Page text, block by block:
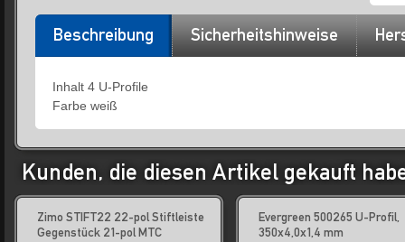
Beschreibung Sicherheitshinweise
Inhalt 4 U-Profile
Farbe weiß
Kunden, die diesen Artikel gekauft
Zimo STIFT22 22-pol Stiftleiste
Gegenstück 21-pol MTC
Evergreen 500265 U-Profil,
350x4,0x1,4 mm